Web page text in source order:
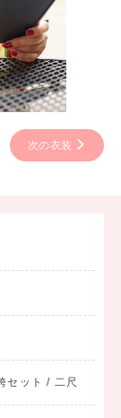
次の衣装
セット / 二尺